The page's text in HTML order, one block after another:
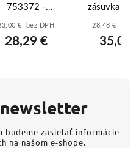
753372 -
Jednoduchá
- Hliník
€ bez DPH
28,29 €
zásuvka
béžová
28,48 € bez
35,03
budeme zasielať informácie
na našom e-shope.